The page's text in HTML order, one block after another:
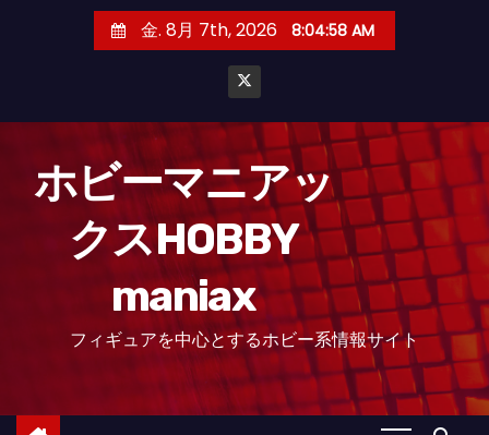
金. 8月 7th, 2026 8:04:59 AM
ホビーマニアッ
クスHOBBY
maniax
フィギュアを中心とするホビー系情報サイト